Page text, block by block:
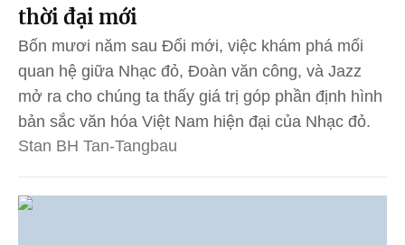
thời đại mới
Bốn mươi năm sau Đổi mới, việc khám phá mối
quan hệ giữa Nhạc đỏ, Đoàn văn công, và Jazz
mở ra cho chúng ta thấy giá trị góp phần định hình
bản sắc văn hóa Việt Nam hiện đại của Nhạc đỏ.
Stan BH Tan-Tangbau